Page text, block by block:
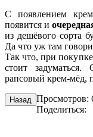
С появлением
появится и
из дешёвого сорта
Да что уж там
Так что, при
стоит
рапсовый крем-мёд,
Назад Просмотров:
Поделиться: